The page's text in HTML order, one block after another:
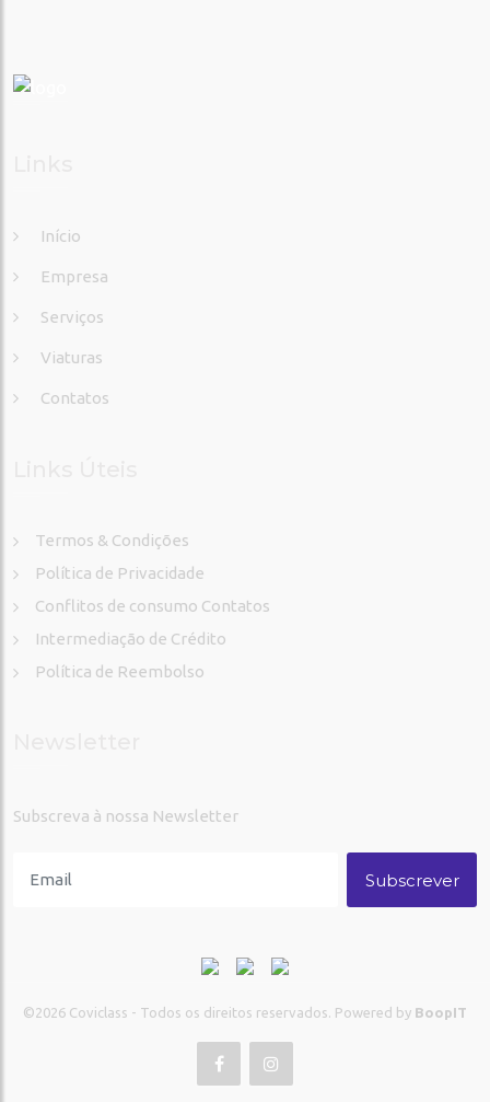
Início
Empresa
Serviços
Viaturas
Contatos
Termos & Condições
Política de Privacidade
Conflitos de consumo Contatos
Intermediação de Crédito
Política de Reembolso
Subscreva à nossa Newsletter
Subscrever
©2026 Coviclass - Todos os direitos reservados. Powered by BoopIT